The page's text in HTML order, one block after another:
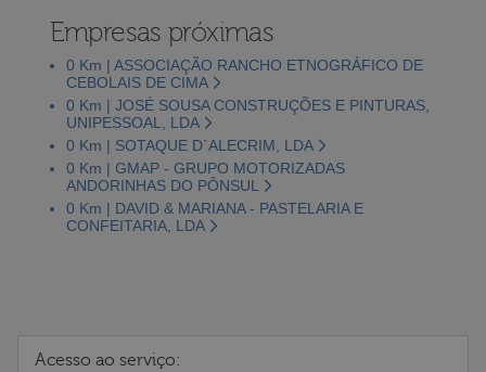
Empresas próximas
0 Km | ASSOCIAÇÃO RANCHO ETNOGRÁFICO DE
CEBOLAIS DE CIMA
0 Km | JOSÉ SOUSA CONSTRUÇÕES E PINTURAS,
UNIPESSOAL, LDA
0 Km | SOTAQUE D`ALECRIM, LDA
0 Km | GMAP - GRUPO MOTORIZADAS
ANDORINHAS DO PÔNSUL
0 Km | DAVID & MARIANA - PASTELARIA E
CONFEITARIA, LDA
Acesso ao serviço: